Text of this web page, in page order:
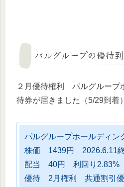
パルグループの優待
２月優待権利 パルグループ
待券が届きました（5/29到着）
パルグループホールディン
株価 1439円 2026.6.11
配当 40円 利回り2.83%
優待 2月権利 共通割引優